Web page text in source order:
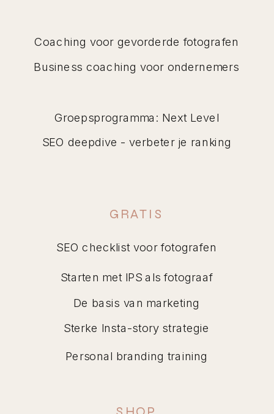
Business coaching voor ondernemers
Coaching voor gevorderde fotografen
Groepsprogramma: Next Level
SEO deepdive - verbeter je ranking
GRATIS
SEO checklist voor fotografen
Sterke Insta-story strategie
De basis van marketing
Personal branding training
Starten met IPS als fotograaf